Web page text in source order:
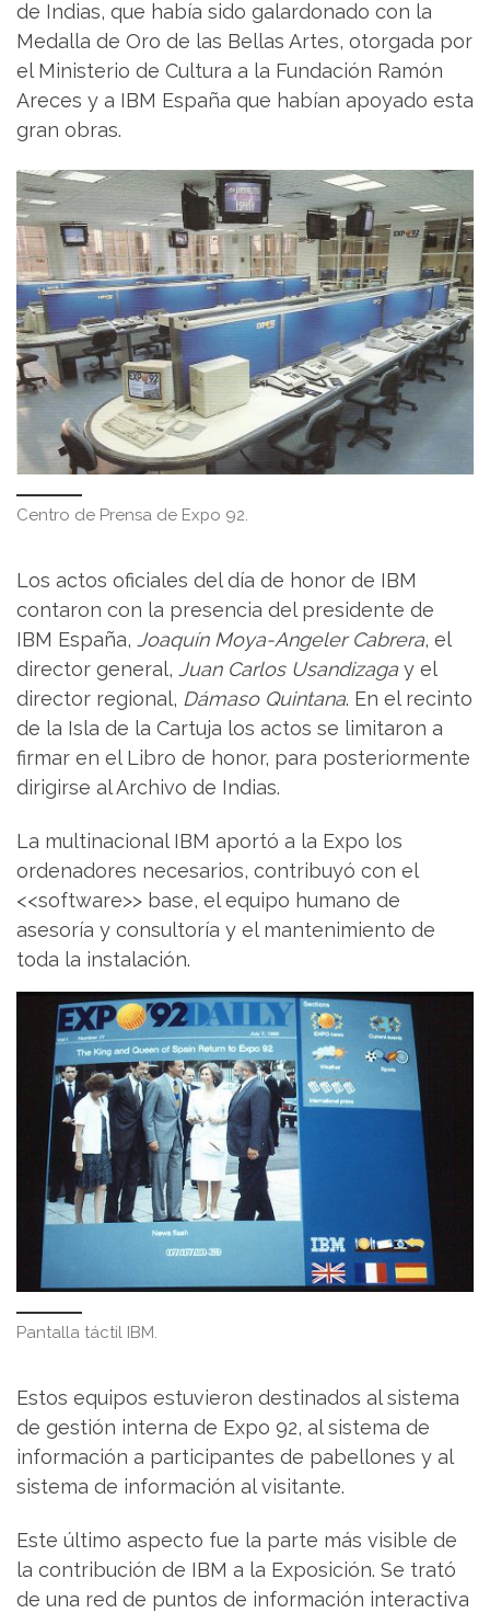
de Indias, que había sido galardonado con la
Medalla de Oro de las Bellas Artes, otorgada por
el Ministerio de Cultura a la Fundación Ramón
Areces y a IBM España que habían apoyado esta
gran obras.
Centro de Prensa de Expo 92.
Los actos oficiales del día de honor de IBM
contaron con la presencia del presidente de
IBM España, Joaquín Moya-Angeler Cabrera, el
director general, Juan Carlos Usandizaga y el
director regional, Dámaso Quintana. En el recinto
de la Isla de la Cartuja los actos se limitaron a
firmar en el Libro de honor, para posteriormente
dirigirse al Archivo de Indias.
La multinacional IBM aportó a la Expo los
ordenadores necesarios, contribuyó con el
<<software>> base, el equipo humano de
asesoría y consultoría y el mantenimiento de
toda la instalación.
Pantalla táctil IBM.
Estos equipos estuvieron destinados al sistema
de gestión interna de Expo 92, al sistema de
información a participantes de pabellones y al
sistema de información al visitante.
Este último aspecto fue la parte más visible de
la contribución de IBM a la Exposición. Se trató
de una red de puntos de información interactiva